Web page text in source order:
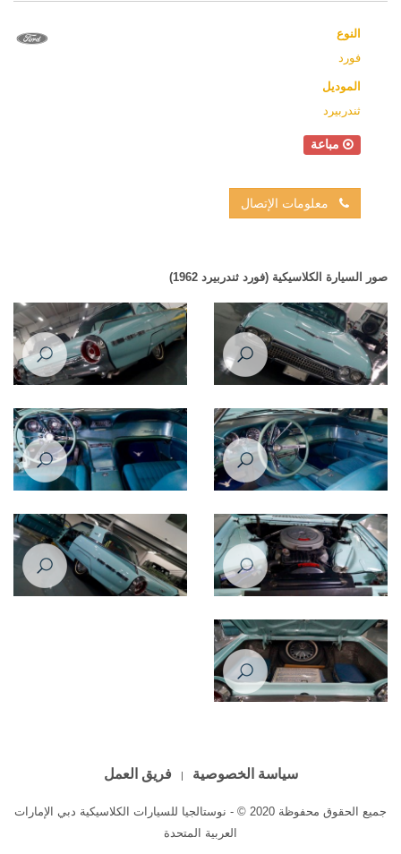
النوع
فورد
الموديل
ثندربيرد
مباعة
معلومات الإتصال
صور السيارة الكلاسيكية (فورد ثندربيرد 1962)
سياسة الخصوصية فريق العمل
جميع الحقوق محفوظة 2020 © - نوستالجيا للسيارات الكلاسيكية دبي الإمارات
العربية المتحدة